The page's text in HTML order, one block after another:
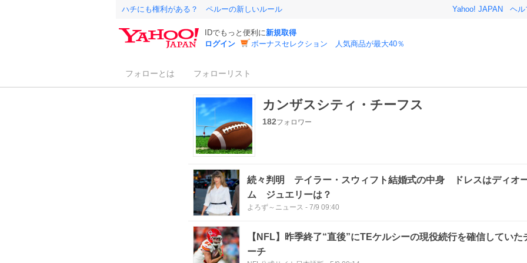
ハチにも権利がある？ ペルーの新しいルール Yahoo! JAPAN ヘル
IDでもっと便利に新規取得
ログイン
ボーナスセレクション 人気商品が最大40％
フォローとは フォローリスト
カンザスシティ・チーフス
182フォロワー
続々判明 テイラー・スウィフト結婚式の中身 ドレスはディオ
ム ジュエリーは？
よろず～ニュース - 7/9 09:40
【NFL】昨季終了“直後”にTEケルシーの現役続行を確信していた
ーチ